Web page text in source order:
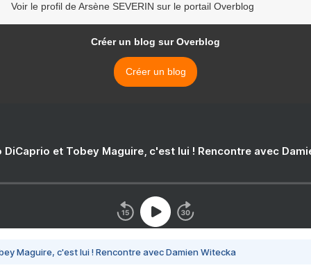
Voir le profil de Arsène SEVERIN sur le portail Overblog
Créer un blog sur Overblog
Créer un blog
DiCaprio et Tobey Maguire, c'est lui ! Rencontre avec
Maguire, c'est lui ! Rencontre avec Damien Witecka